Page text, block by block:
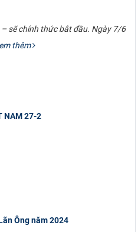
sẽ chính thức bắt đầu. Ngày 7/6
thêm
NAM 27-2
Ông năm 2024